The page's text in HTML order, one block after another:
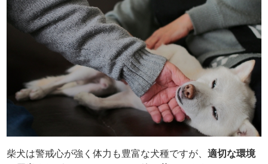
柴犬は警戒心が強く体力も豊富な犬種ですが、適切な環境